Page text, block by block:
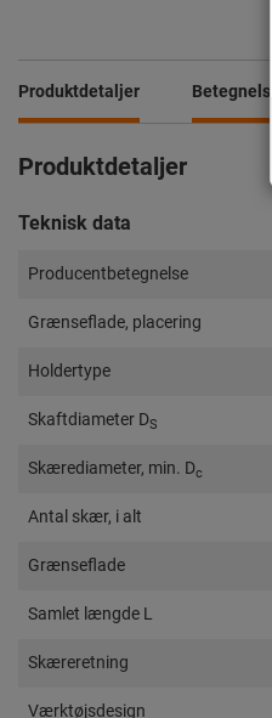
Produktdetaljer Betegnelse
Produktdetaljer
Teknisk data
Producentbetegnelse
Grænseflade, placering
Holdertype
Skaftdiameter DS
Skærediameter, min. Dc
Antal skær, i alt
Grænseflade
Samlet længde L
Skæreretning
Værktøjsdesign